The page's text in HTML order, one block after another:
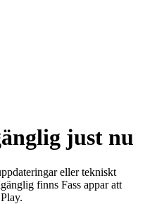
just nu
eller tekniskt
finns Fass appar att